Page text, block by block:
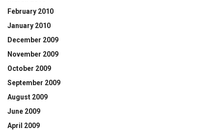
February 2010
January 2010
December 2009
November 2009
October 2009
September 2009
August 2009
June 2009
April 2009